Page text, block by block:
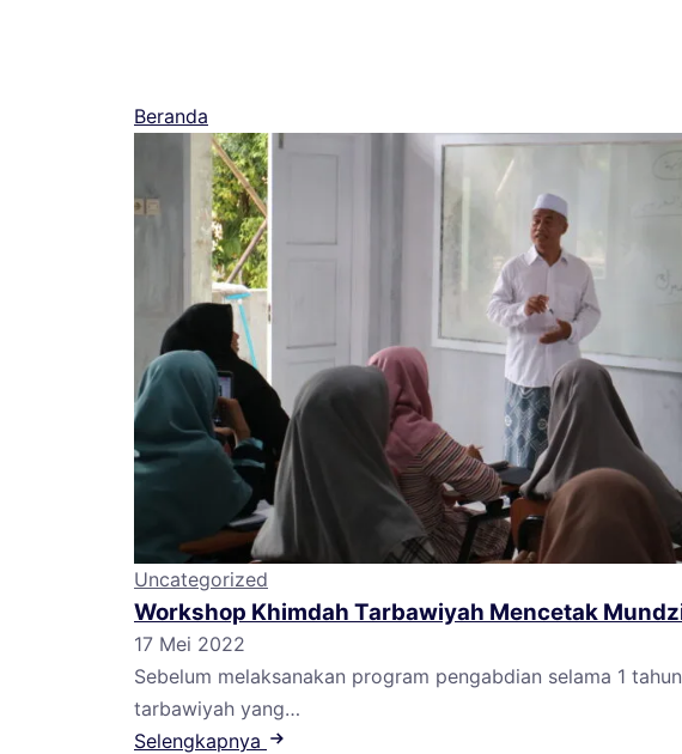
Beranda
Uncategorized
Workshop Khimdah Tarbawiyah Mencetak
17 Mei 2022
Sebelum melaksanakan program pengabdian selama 1
tarbawiyah yang…
Selengkapnya